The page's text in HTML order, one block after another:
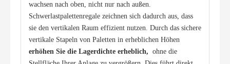
wachsen nach oben, nicht nur nach außen.
Schwerlastpalettenregale zeichnen sich dadurch aus, dass
sie den vertikalen Raum effizient nutzen. Durch das sichere
vertikale Stapeln von Paletten in erheblichen Höhen
erhöhen Sie die Lagerdichte erheblich, ohne die